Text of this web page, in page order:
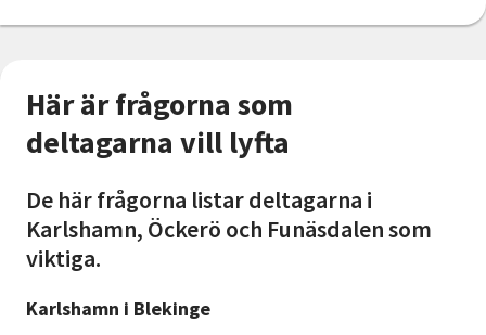
Här är frågorna som
deltagarna vill lyfta
De här frågorna listar deltagarna i
Karlshamn, Öckerö och Funäsdalen som
viktiga.
Karlshamn i Blekinge